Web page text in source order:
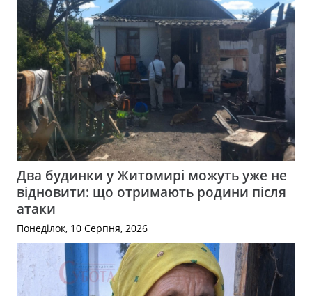
Два будинки у Житомирі можуть уже не
відновити: що отримають родини після
атаки
Понеділок, 10 Серпня, 2026